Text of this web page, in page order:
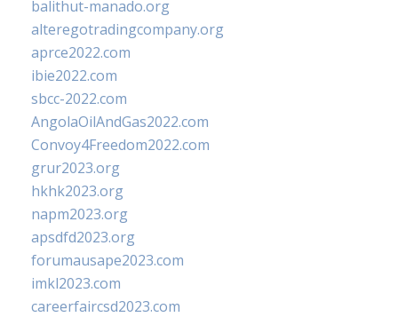
balithut-manado.org
alteregotradingcompany.org
aprce2022.com
ibie2022.com
sbcc-2022.com
AngolaOilAndGas2022.com
Convoy4Freedom2022.com
grur2023.org
hkhk2023.org
napm2023.org
apsdfd2023.org
forumausape2023.com
imkl2023.com
careerfaircsd2023.com